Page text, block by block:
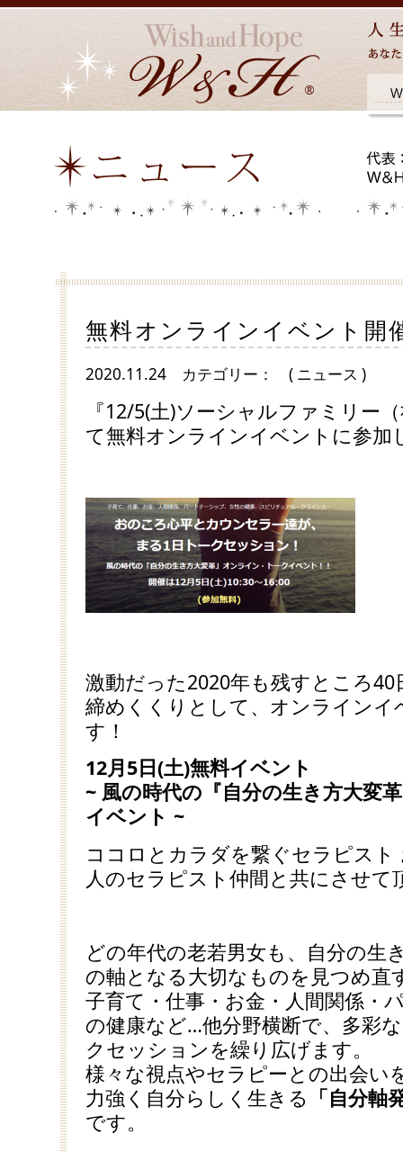
無料オンラインイベント開
2020.11.24 カテゴリー： ( ニュース )
『12/5(土)ソーシャルファミリー
て無料オンラインイベントに参加
激動だった2020年も残すところ
締めくくりとして、オンライン
す！
12月5日(土)無料イベント
~ 風の時代の『自分の生き方大変
イベント ~
ココロとカラダを繋ぐセラピスト
人のセラピスト仲間と共にさせ
どの年代の老若男女も、自分の生
の軸となる大切なものを見つめ直
子育て・仕事・お金・人間関係・
の健康など…他分野横断で、多彩
クセッションを繰り広げます。
様々な視点やセラピーとの出会い
力強く自分らしく生きる 「自分軸
です。